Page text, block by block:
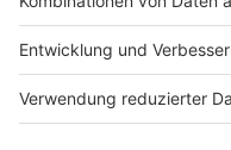
Jobs
Presse
Werben